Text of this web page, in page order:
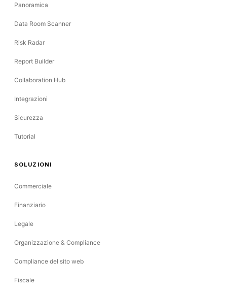
Panoramica
Data Room Scanner
Risk Radar
Report Builder
Collaboration Hub
Integrazioni
Sicurezza
Tutorial
SOLUZIONI
Commerciale
Finanziario
Legale
Organizzazione & Compliance
Compliance del sito web
Fiscale